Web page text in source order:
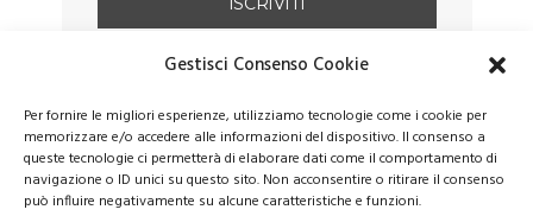
Gestisci Consenso Cookie
Per fornire le migliori esperienze, utilizziamo tecnologie come i cookie per
memorizzare e/o accedere alle informazioni del dispositivo. Il consenso a
queste tecnologie ci permetterà di elaborare dati come il comportamento di
navigazione o ID unici su questo sito. Non acconsentire o ritirare il consenso
può influire negativamente su alcune caratteristiche e funzioni.